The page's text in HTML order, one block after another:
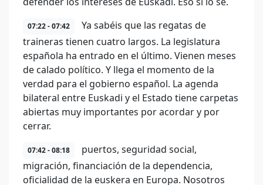
07:22 - 07:42
Ya sabéis que las regatas de
traineras tienen cuatro largos. La legislatura
española ha entrado en el último. Vienen meses
de calado político. Y llega el momento de la
verdad para el gobierno español. La agenda
bilateral entre Euskadi y el Estado tiene carpetas
abiertas muy importantes por acordar y por
cerrar.
07:42 - 08:18
puertos, seguridad social,
migración, financiación de la dependencia,
oficialidad de la euskera en Europa. Nosotros